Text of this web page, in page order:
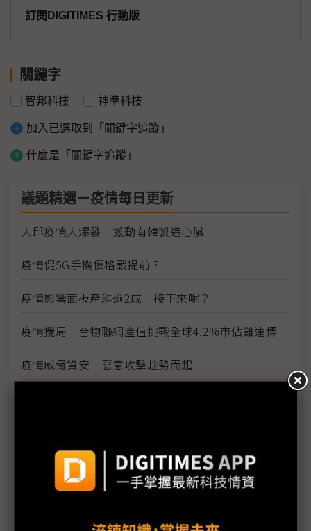
訂閱DIGITIMES 行動版
關鍵字
智邦科技 神準科技
加入已選取到「關鍵字追蹤」
什麼是「關鍵字追蹤」
議題精選－疫情每日更新
大邱疫情大爆發 撼動南韓製造心臟
疫情促5G手機價格戰提前？
疫情影響面板產能逾2成 接下來呢？
疫情攪局 台物聯網產值挑戰全球4.2%市佔難達標
疫情威脅資安 惡意攻擊趁勢而起
因應疫情影響 供應鏈出招拚復工、推新服務